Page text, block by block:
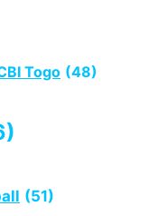
Togo (48)
(51)